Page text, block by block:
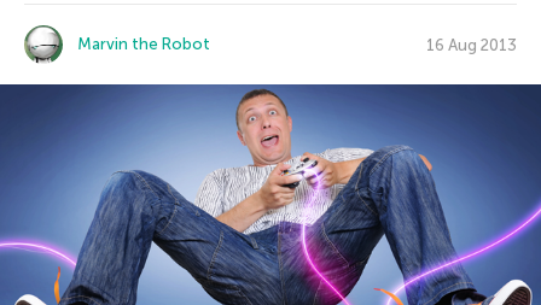
Marvin the Robot 16 Aug 2013